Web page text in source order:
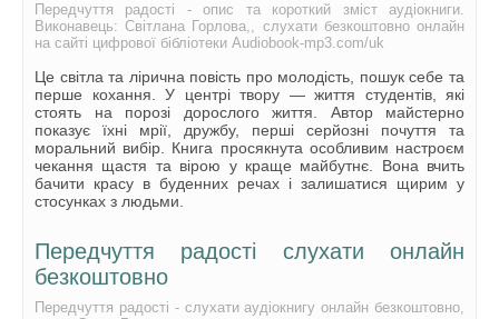
Передчуття радості - опис та короткий зміст аудіокниги.
Виконавець: Світлана Горлова,, слухати безкоштовно онлайн
на сайті цифрової бібліотеки Audiobook-mp3.com/uk
Це світла та лірична повість про молодість, пошук себе та
перше кохання. У центрі твору — життя студентів, які
стоять на порозі дорослого життя. Автор майстерно
показує їхні мрії, дружбу, перші серйозні почуття та
моральний вибір. Книга просякнута особливим настроєм
чекання щастя та вірою у краще майбутнє. Вона вчить
бачити красу в буденних речах і залишатися щирим у
стосунках з людьми.
Передчуття радості слухати онлайн
безкоштовно
Передчуття радості - слухати аудіокнигу онлайн безкоштовно,